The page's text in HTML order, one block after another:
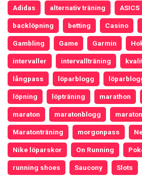
Adidas alternativ träning ASICS
backlöpning betting Casino
Gambling Game Garmin
intervaller intervallträning
långpass löparblogg
löpning löpträning marathon
maraton maratonblogg
Maratonträning morgonpass
Nike löparskor On Running
running shoes Saucony Slots